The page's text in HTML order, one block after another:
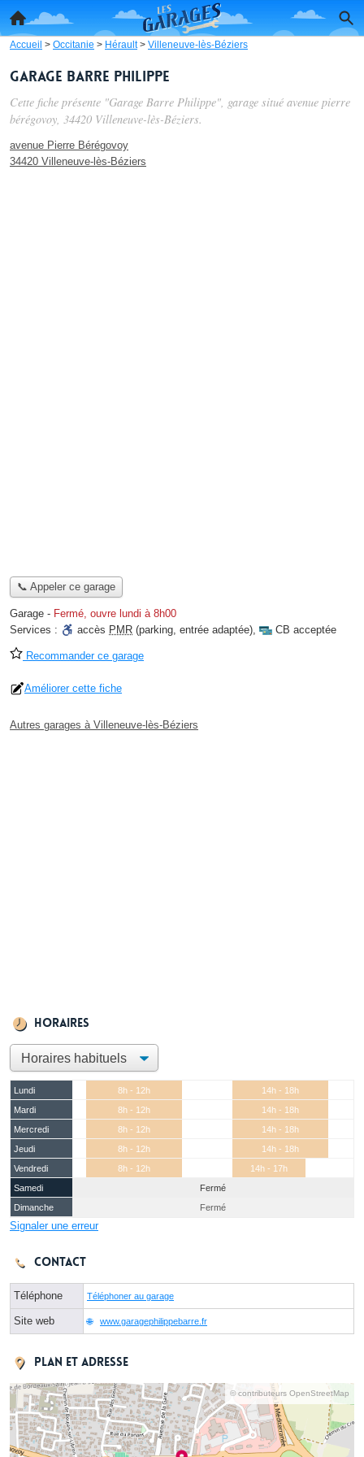
Accueil > Occitanie > Hérault> Villeneuve-lès-Béziers
Garage Barre Philippe
Cette fiche présente "Garage Barre Philippe", garage situé avenue pierre
bérégovoy, 34420 Villeneuve-lès-Béziers.
avenue Pierre Bérégovoy
34420 Villeneuve-lès-Béziers
📞 Appeler ce garage
Garage - Fermé, ouvre lundi à 8h00
Services :
accès PMR (parking, entrée adaptée), CB acceptée
Recommander ce garage
Améliorer cette fiche
Autres garages à Villeneuve-lès-Béziers
Horaires
Lundi 8h - 12h
14h - 18h
Mardi
8h - 12h
14h - 18h
Mercredi
8h - 12h
14h - 18h
Jeudi
8h - 12h
14h - 18h
Vendredi
8h - 12h
14h - 17h
Samedi
Fermé
Dimanche
Fermé
Signaler une erreur
Contact
Téléphone Téléphoner au garage
Site web www.garagephilippebarre.fr
Plan et adresse
© contributeurs OpenStreetMap